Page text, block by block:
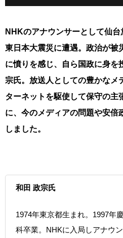
NHKのアナウンサーとして仙
東日本大震災に遭遇。政治が被
に憤りを感じ、自ら国政に身を
宗氏。放送人としての豊かなメ
ターネットを駆使して保守の主
に、今のメディアの問題や安倍
しました。
和田 政宗氏
1974年東京都生まれ。1997年
科卒業。NHKに入局しアナウ